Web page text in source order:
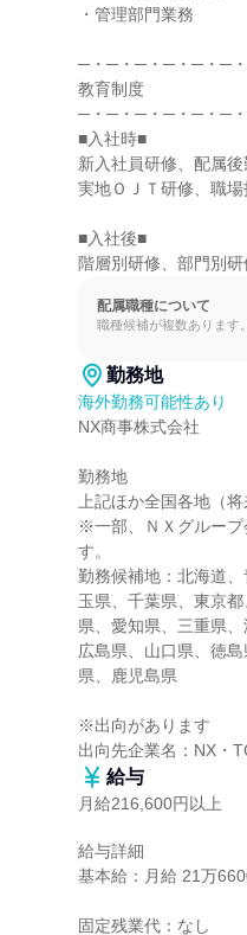
・管理部門業務
─・─・─・─・─・─
教育制度
─・─・─・─・─・─
■入社時■
新入社員研修、配属
実地ＯＪＴ研修、職
■入社後■
階層別研修、部門別
配属職種について
職種候補が複数あります
勤務地
海外勤務可能性あり
NX商事株式会社
勤務地
上記ほか全国各地（
※一部、ＮＸグループ
す。
勤務候補地：北海道
玉県、千葉県、東京
県、愛知県、三重県
広島県、山口県、徳
県、鹿児島県
※出向があります
出向先企業名：NX・
給与
月給216,600円以上
給与詳細
基本給：月給 21万
固定残業代：なし